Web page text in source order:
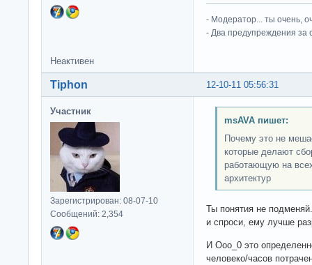
- Модератор... ты очень,
- Два предупреждения за
Неактивен
12-10-11 05:56:31
Tiphon
Участник
Зарегистрирован: 08-07-10
Сообщений: 2,354
msAVA пишет:
Почему это не
которые делают
работающую на
архитектур
Ты понятия не
и спроси, ему лучше
И Ооо_0 это
человеко/часов